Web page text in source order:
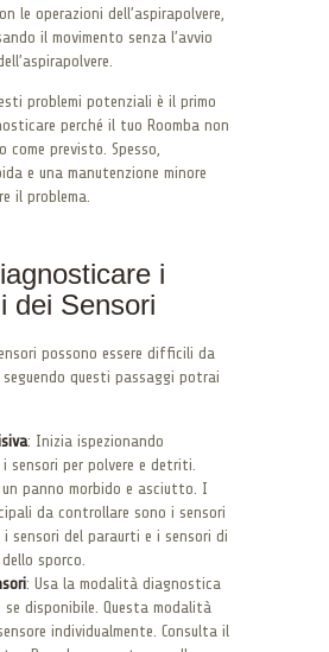
le operazioni dell’aspirapolvere,
il movimento senza l’avvio
problemi potenziali è il primo
perché il tuo Roomba non
previsto. Spesso,
e una manutenzione minore
il problema.
i
dei Sensori
possono essere difficili da
questi passaggi potrai
: Inizia ispezionando
sensori per polvere e detriti.
panno morbido e asciutto. I
da controllare sono i sensori
i sensori del paraurti e i sensori di
sporco.
: Usa la modalità diagnostica
se disponibile. Questa modalità
individualmente. Consulta il